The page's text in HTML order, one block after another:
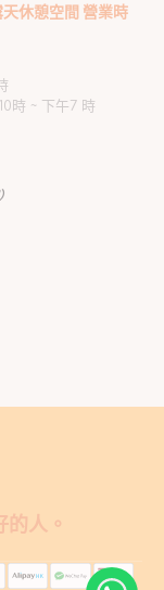
休憩空間 營業時
時 ~ 下午7 時
人。